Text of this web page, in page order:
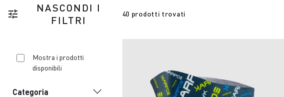
tune
NASCONDI I
FILTRI
40 prodotti trovati
Mostra i prodotti
disponibili
Categoria